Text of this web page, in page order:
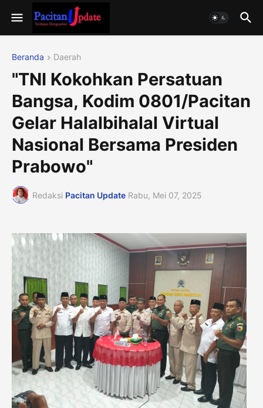
Beranda Daerah
"TNI Kokohkan Persatuan
Bangsa, Kodim 0801/Pacitan
Gelar Halalbihalal Virtual
Nasional Bersama Presiden
Prabowo"
Redaksi Pacitan Update Rabu, Mei 07, 2025